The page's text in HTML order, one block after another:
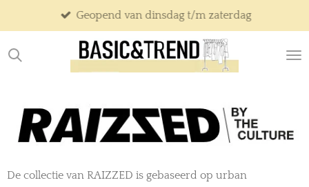
direct
naar
Geopend van dinsdag t/m zaterdag
De collectie van RAIZZED is gebaseerd op urban